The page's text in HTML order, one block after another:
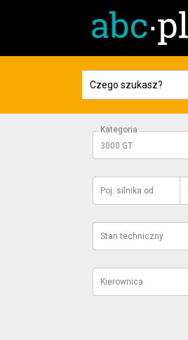
Kategoria
3000 GT
Poj. silnika od
Stan techniczny
Kierownica